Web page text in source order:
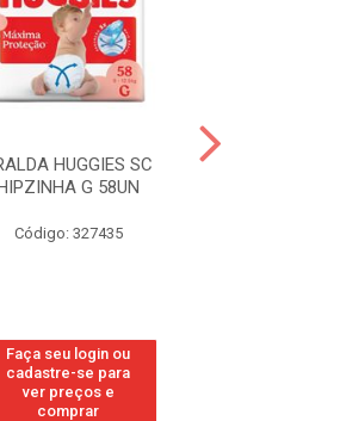
HUGGIES SC
G 58UN
Código: 327435
Faça seu login ou
cadastre-se para
ver preços e
comprar